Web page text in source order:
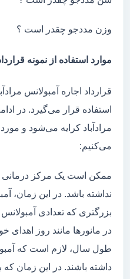
وزن مددجو چقدر است ؟
موارد استفاده از نمونه
قرارداد اجاره آمبولانس
استفاده قرار می‌گیرد. در
مرادآباد کرایه می‌شود و
می‌کنیم:
ممکن است یک مرکز درمانی
نداشته باشد. در این زمان،
بزرگتری که تعدادی آمبولانس
در مانور‌ها مانند روز
طول سال، لازم است که
داشته باشند. در این زمان